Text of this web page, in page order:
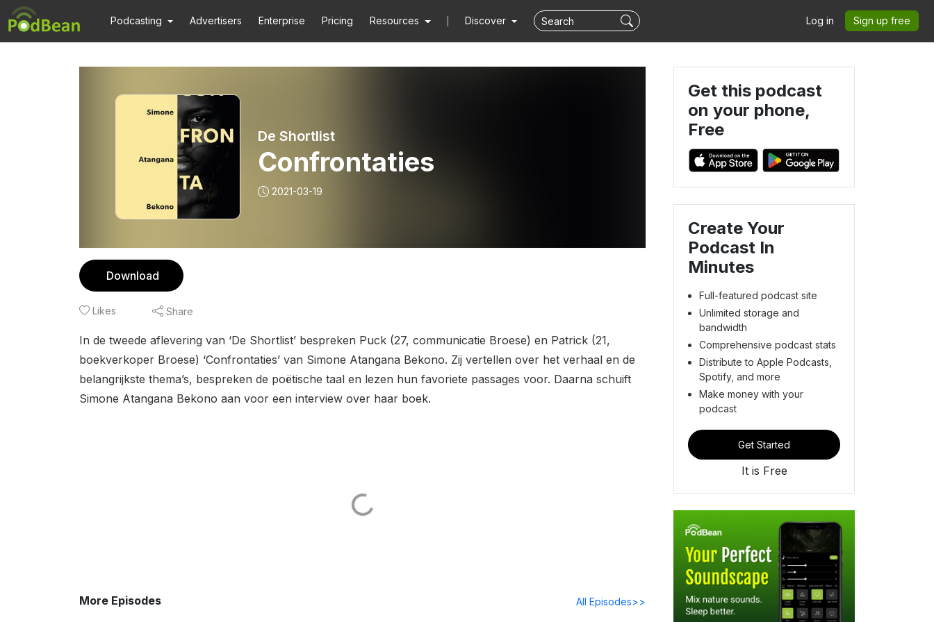
Podcasting Advertisers Enterprise Pricing Resources Discover Log in Sign up free
De Shortlist
Confrontaties
2021-03-19
Download
Likes Share
In de tweede aflevering van ‘De Shortlist’ bespreken Puck (27, communicatie Broese) en Patrick (21,
boekverkoper Broese) ‘Confrontaties’ van Simone Atangana Bekono. Zij vertellen over het verhaal en de
belangrijkste thema’s, bespreken de poëtische taal en lezen hun favoriete passages voor. Daarna schuift
Simone Atangana Bekono aan voor een interview over haar boek.
More Episodes All Episodes>>
Get this podcast
on your phone,
Free
Create Your
Podcast In
Minutes
Full-featured podcast site
Unlimited storage and
bandwidth
Comprehensive podcast stats
Distribute to Apple Podcasts,
Spotify, and more
Make money with your
podcast
Get Started
It is Free